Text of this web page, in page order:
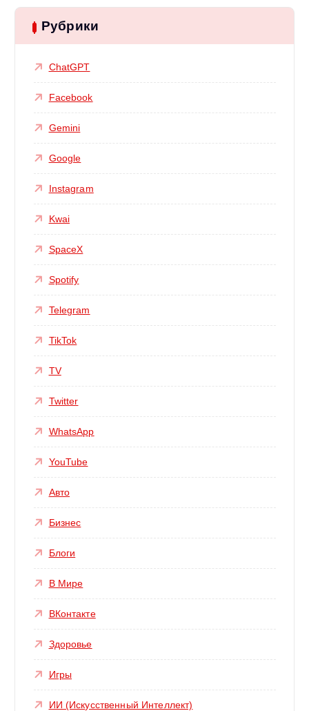
Рубрики
ChatGPT
Facebook
Gemini
Google
Instagram
Kwai
SpaceX
Spotify
Telegram
TikTok
TV
Twitter
WhatsApp
YouTube
Авто
Бизнес
Блоги
В Мире
ВКонтакте
Здоровье
Игры
ИИ (Искусственный Интеллект)